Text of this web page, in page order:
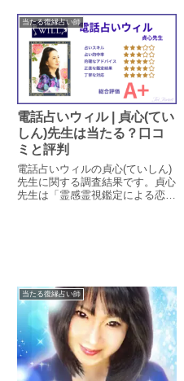
やスピリチュアルを使った鑑定を
する先生で、今回は調査員の恋愛
相談を視て頂きました。
当たる復縁占い師
電話占いウィル | 貞心(てい
しん)先生は当たる？口コ
ミと評判
電話占いウィルの貞心(ていしん)
先生に関する調査結果です。貞心
先生は「霊感霊視鑑定による恋
当たる復縁占い師